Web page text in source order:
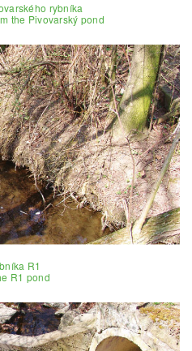
rybníka
the Pivovarský pond
R1
R1 pond